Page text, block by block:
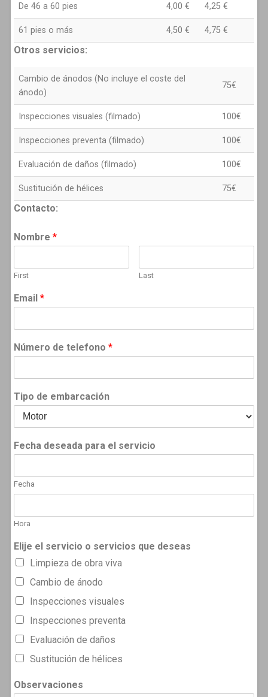
De 46 a 60 pies 4,00 € 4,25 €
61 pies o más 4,50 € 4,75 €
Otros servicios:
Cambio de ánodos (No incluye el coste del
ánodo)
75€
Inspecciones visuales (filmado) 100€
Inspecciones preventa (filmado) 100€
Evaluación de daños (filmado) 100€
Sustitución de hélices 75€
Contacto:
Nombre *
First Last
Email *
Número de telefono *
Tipo de embarcación
Fecha deseada para el servicio
Fecha
Hora
Elije el servicio o servicios que deseas
Limpieza de obra viva
Cambio de ánodo
Inspecciones visuales
Inspecciones preventa
Evaluación de daños
Sustitución de hélices
Observaciones